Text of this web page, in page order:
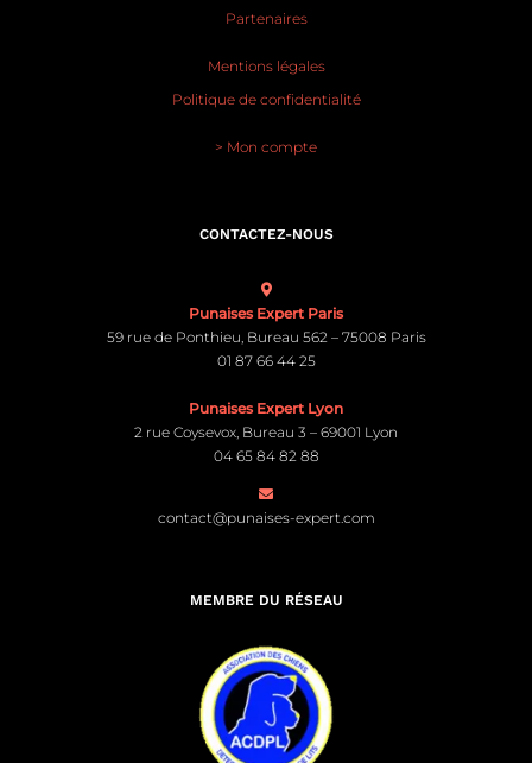
Partenaires
Mentions légales
Politique de confidentialité
> Mon compte
CONTACTEZ-NOUS
Punaises Expert Paris
59 rue de Ponthieu, Bureau 562 – 75008 Paris
01 87 66 44 25
Punaises Expert Lyon
2 rue Coysevox, Bureau 3 – 69001 Lyon
04 65 84 82 88
contact@punaises-expert.com
MEMBRE DU RÉSEAU